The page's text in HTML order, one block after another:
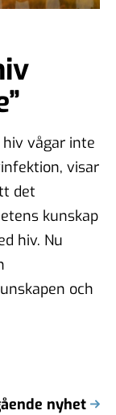
vågar inte
visar
det
kunskap
hiv. Nu
och
nyhet